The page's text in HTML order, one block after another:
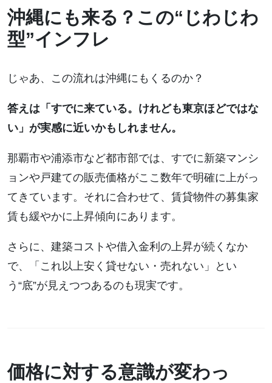
沖縄にも来る？この“じわじわ
型”インフレ
じゃあ、この流れは沖縄にもくるのか？
答えは「すでに来ている。けれども東京ほどではな
い」が実感に近いかもしれません。
那覇市や浦添市など都市部では、すでに新築マンシ
ョンや戸建ての販売価格がここ数年で明確に上がっ
てきています。それに合わせて、賃貸物件の募集家
賃も緩やかに上昇傾向にあります。
さらに、建築コストや借入金利の上昇が続くなか
で、「これ以上安く貸せない・売れない」とい
う“底”が見えつつあるのも現実です。
価格に対する意識が変わっ